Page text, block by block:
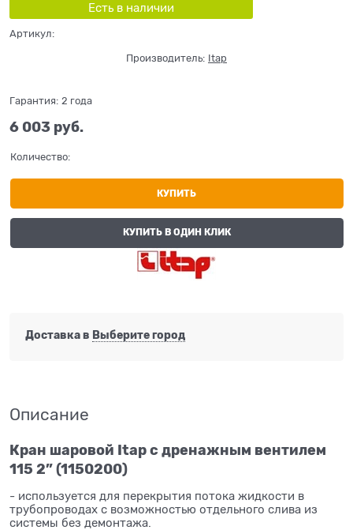
Есть в наличии
Артикул:
Производитель: Itap
Гарантия: 2 года
6 003 руб.
Количество:
КУПИТЬ
КУПИТЬ В ОДИН КЛИК
Доставка в Выберите город
Описание
Кран шаровой Itap с дренажным вентилем
115 2” (1150200)
- используется для перекрытия потока жидкости в
трубопроводах с возможностью отдельного слива из
системы без демонтажа.